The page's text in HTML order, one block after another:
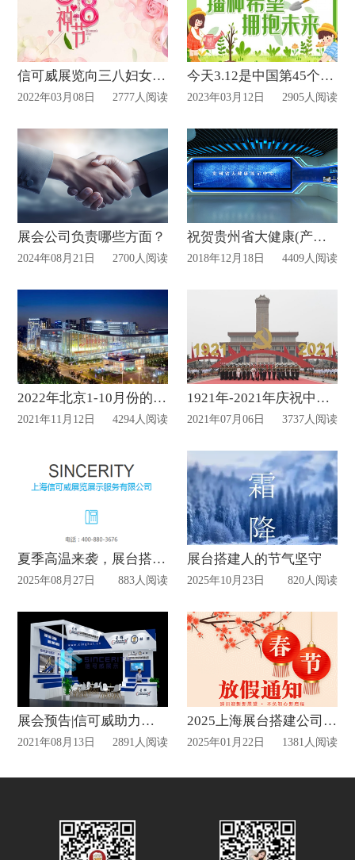
信可威展览向三八妇女节致敬！
2022年03月08日 2777人阅读
今天3.12是中国第45个植树节—展位搭建公司
2023年03月12日 2905人阅读
展会公司负责哪些方面？
2024年08月21日 2700人阅读
祝贺贵州省大健康(产业)展示体验中心正式开馆-我司有幸中标项目设计施工总承包
2018年12月18日 4409人阅读
2022年北京1-10月份的展会计划表
2021年11月12日 4294人阅读
1921年-2021年庆祝中国共产党成立100周年
2021年07月06日 3737人阅读
夏季高温来袭，展台搭建公司的应对之道
2025年08月27日 883人阅读
展台搭建人的节气坚守
2025年10月23日 820人阅读
展会预告|信可威助力星辉参加第十六届中国（北京）国际工程机械展览会
2021年08月13日 2891人阅读
2025上海展台搭建公司春节放假通知
2025年01月22日 1381人阅读